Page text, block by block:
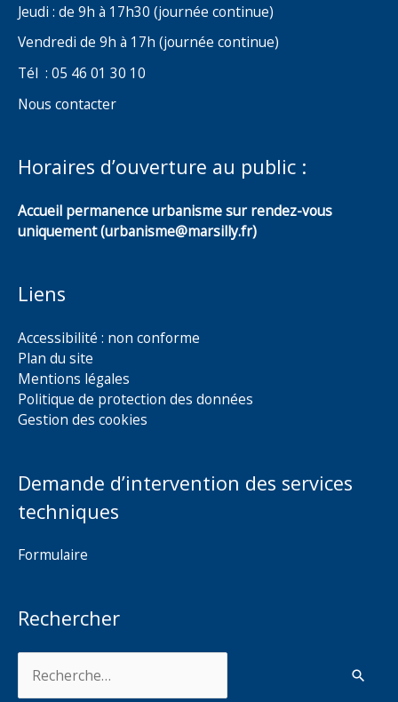
Jeudi : de 9h à 17h30 (journée continue)
Vendredi de 9h à 17h (journée continue)
Tél : 05 46 01 30 10
Nous contacter
Horaires d’ouverture au public :
Accueil permanence urbanisme sur rendez-vous
uniquement (urbanisme@marsilly.fr)
Liens
Accessibilité : non conforme
Plan du site
Mentions légales
Politique de protection des données
Gestion des cookies
Demande d’intervention des services
techniques
Formulaire
Rechercher